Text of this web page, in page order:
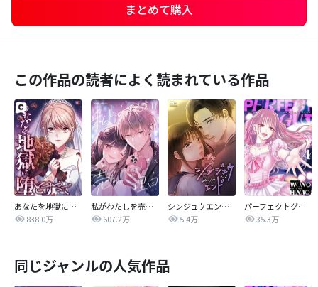
まとめて購入
この作品の読者によく読まれている作品
あなたを地獄に堕とすまで
838.0万
私がわたしを売る理由
607.2万
シンジュウエンド【タテヨミ】
5.4万
パーフェクトグリッター
35.3万
同じジャンルの人気作品